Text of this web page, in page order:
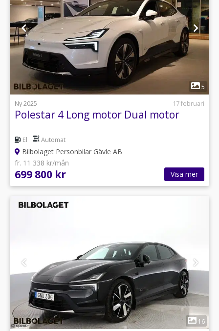
5
Ny 2025
17 februari
Polestar 4 Long motor Dual motor
El Automat
Bilbolaget Personbilar Gävle AB
fr. 11 338 kr/mån
699 800 kr Visa mer
1
16